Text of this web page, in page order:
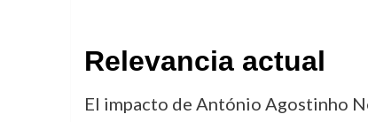
Relevancia actual
El impacto de António Agostinho